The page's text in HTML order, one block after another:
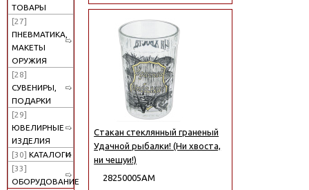
ТОВАРЫ
[27]
ПНЕВМАТИКА,
МАКЕТЫ
ОРУЖИЯ
[28]
СУВЕНИРЫ,
ПОДАРКИ
[29]
ЮВЕЛИРНЫЕ
ИЗДЕЛИЯ
[30] КАТАЛОГИ
[33]
ОБОРУДОВАНИЕ
Стакан стеклянный граненый
Удачной рыбалки! (Ни хвоста,
ни чешуи!)
28250005АМ